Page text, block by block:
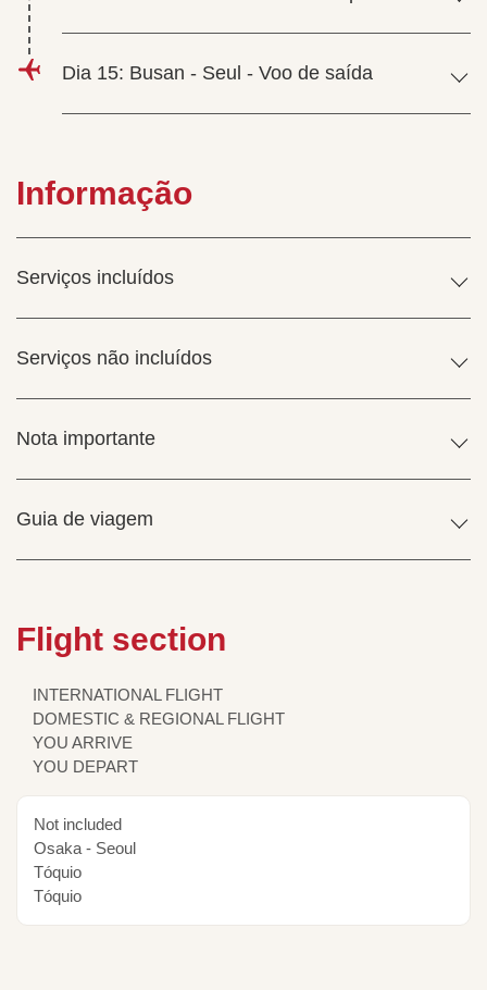
Dia 15: Busan - Seul - Voo de saída
Informação
Serviços incluídos
Serviços não incluídos
Nota importante
Guia de viagem
Flight section
INTERNATIONAL FLIGHT
DOMESTIC & REGIONAL FLIGHT
YOU ARRIVE
YOU DEPART
Not included
Osaka - Seoul
Tóquio
Tóquio